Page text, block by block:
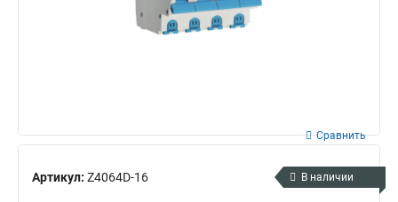
Артикул: Z4064D-16
Сравнить
В наличии